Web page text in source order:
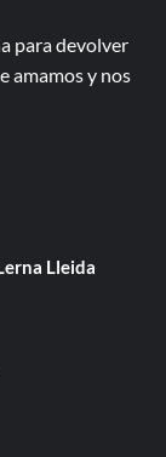
para devolver
amamos y nos
Lleida